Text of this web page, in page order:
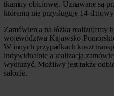
tkaniny obiciowej. Uznawane są
któremu nie przysługuje 14-
Zamówienia na łóżka realizujemy
województwa Kujawsko-
W innych przypadkach koszt
indywidualnie a realizacja
wydłużyć. Możliwy jest także
salonie.